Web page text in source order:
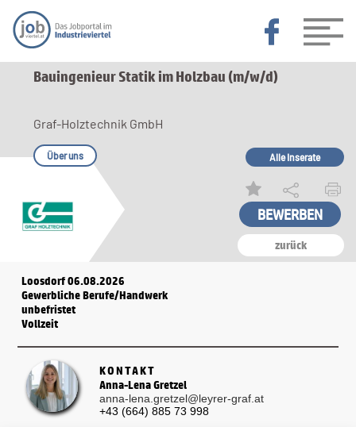
Bauingenieur Statik im Holzbau (m/w/d)
zurück
Graf-Holztechnik GmbH
Über uns Alle Inserate
Loosdorf 06.08.2026
Gewerbliche Berufe/Handwerk
unbefristet
Vollzeit
KONTAKT
Anna-Lena Gretzel
anna-lena.gretzel@leyrer-graf.at
+43 (664) 885 73 998